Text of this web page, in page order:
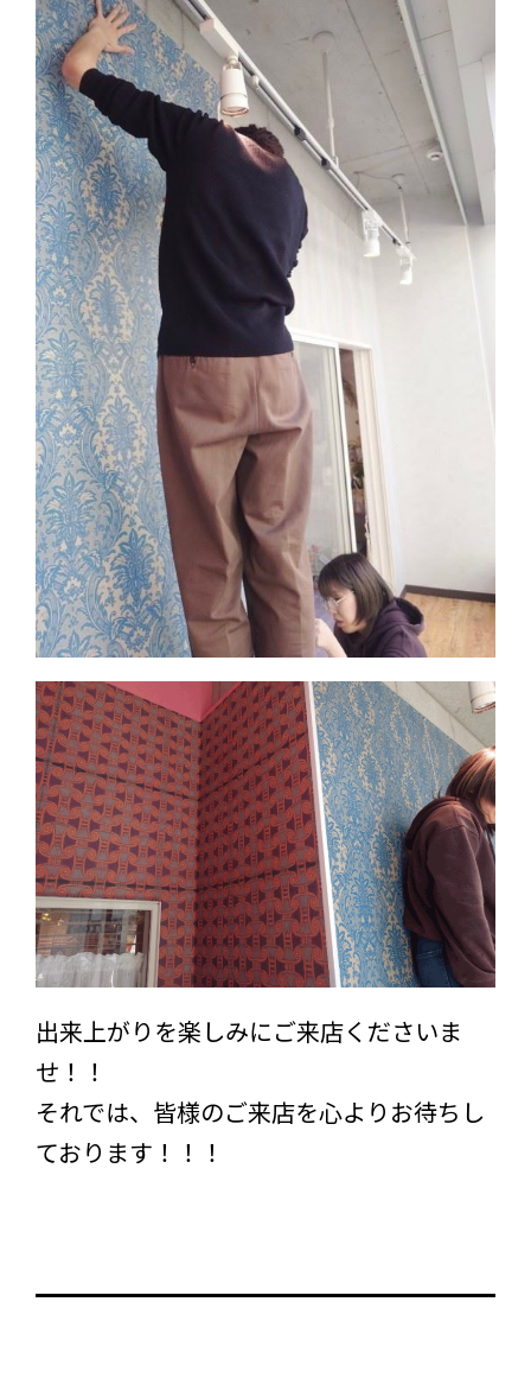
出来上がりを楽しみにご来店くださいま
せ！！
それでは、皆様のご来店を心よりお待ちし
ております！！！